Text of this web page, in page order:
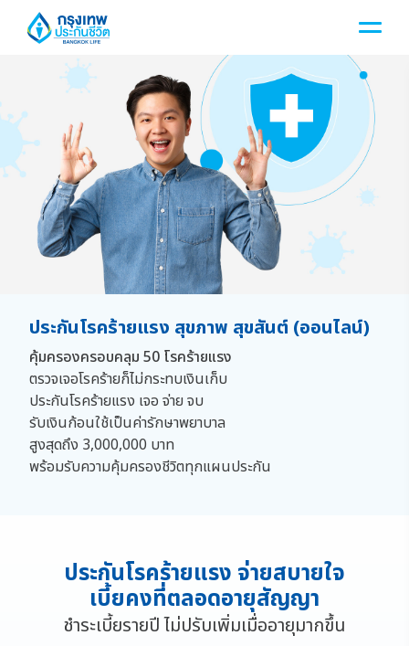
ประกันโรคร้ายแรง สุขภาพ สุขสันต์ (ออนไลน์)
คุ้มครองครอบคลุม 50 โรคร้ายแรง
ตรวจเจอโรคร้ายก็ไม่กระทบเงินเก็บ
ประกันโรคร้ายแรง เจอ จ่าย จบ
รับเงินก้อนใช้เป็นค่ารักษาพยาบาล
สูงสุดถึง 3,000,000 บาท
พร้อมรับความคุ้มครองชีวิตทุกแผนประกัน
ประกันโรคร้ายแรง จ่ายสบายใจ
เบี้ยคงที่ตลอดอายุสัญญา
ชำระเบี้ยรายปี ไม่ปรับเพิ่มเมื่ออายุมากขึ้น